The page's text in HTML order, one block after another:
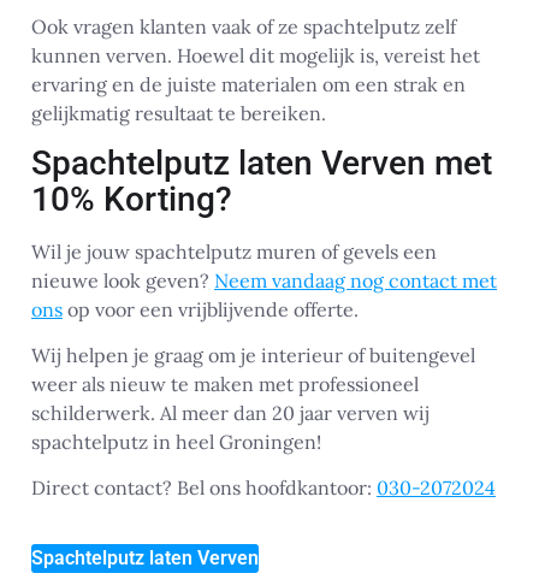
Ook vragen klanten vaak of ze spachtelputz zelf
kunnen verven. Hoewel dit mogelijk is, vereist het
ervaring en de juiste materialen om een strak en
gelijkmatig resultaat te bereiken.
Spachtelputz laten Verven met
10% Korting?
Wil je jouw spachtelputz muren of gevels een
nieuwe look geven? Neem vandaag nog contact met
ons op voor een vrijblijvende offerte.
Wij helpen je graag om je interieur of buitengevel
weer als nieuw te maken met professioneel
schilderwerk. Al meer dan 20 jaar verven wij
spachtelputz in heel Groningen!
Direct contact? Bel ons hoofdkantoor: 030-2072024
Spachtelputz laten Verven